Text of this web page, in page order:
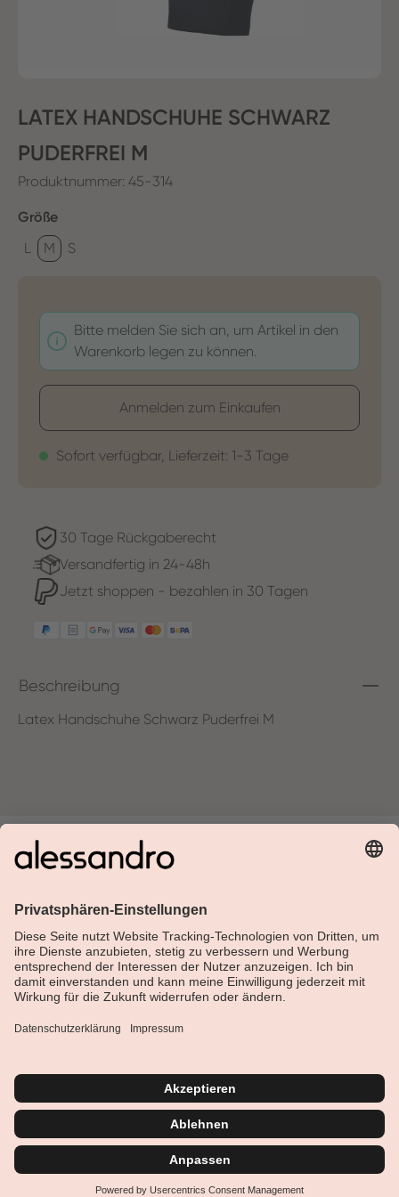
LATEX HANDSCHUHE SCHWARZ
PUDERFREI M
Produktnummer: 45-314
Größeauswählen
L
M S
Bitte melden Sie sich an, um Artikel in den
Warenkorb legen zu können.
Anmelden zum Einkaufen
Sofort verfügbar, Lieferzeit: 1-3 Tage
30 Tage Rückgaberecht
Versandfertig in 24-48h
Jetzt shoppen - bezahlen in 30 Tagen
Beschreibung
Latex Handschuhe Schwarz Puderfrei M
Über Alessandro
Shop
Deutsch